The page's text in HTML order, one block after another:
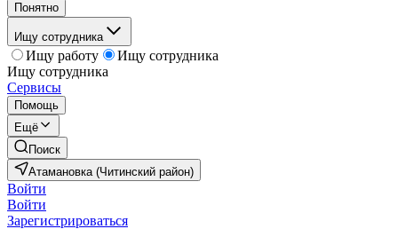
Понятно
Ищу сотрудника
Ищу работу
Ищу сотрудника
Ищу сотрудника
Сервисы
Помощь
Ещё
Поиск
Атамановка (Читинский район)
Войти
Войти
Зарегистрироваться